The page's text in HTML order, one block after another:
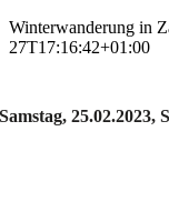
Winterwanderung in
27T17:16:42+01:00
Samstag, 25.02.2023,